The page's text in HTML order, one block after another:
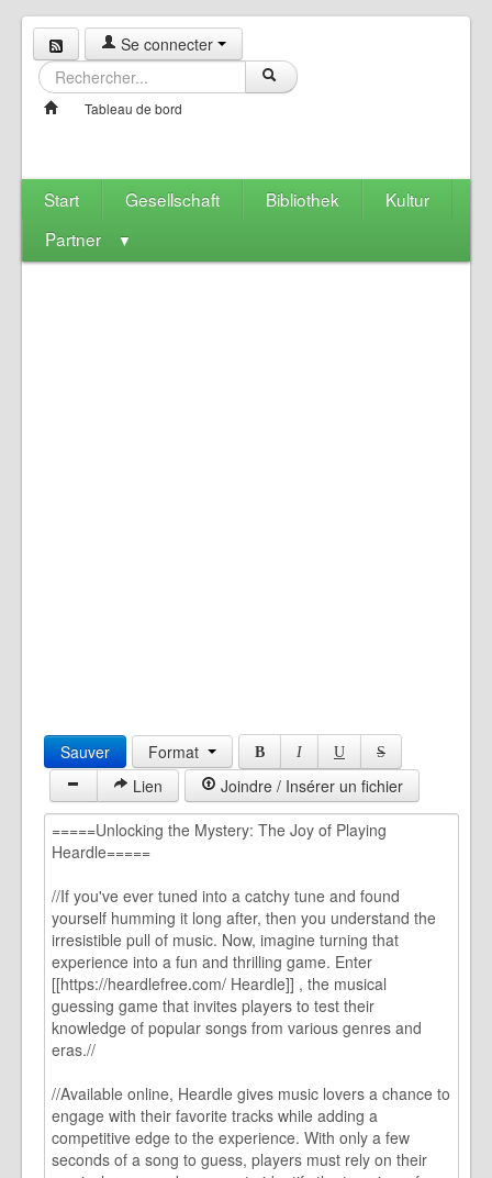
Se connecter
Tableau de bord
Start Gesellschaft Bibliothek
Kultur
Partner
▼
Sauver Format B I U S
Lien Joindre / Insérer un fichier